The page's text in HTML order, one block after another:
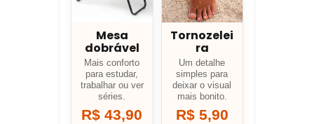
Mesa
dobrável
Mais conforto
para estudar,
trabalhar ou ver
séries.
R$ 43,90
Tornozelei
ra
Um detalhe
simples para
deixar o visual
mais bonito.
R$ 5,90